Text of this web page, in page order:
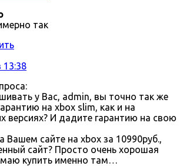
так
13:38
у Вас, admin, вы точно так же
на xbox slim, как и на
версиях? И дадите гарантию на свою
Вашем сайте на xbox за 10990руб.,
сайт? Просто очень хорошая
купить именно там…